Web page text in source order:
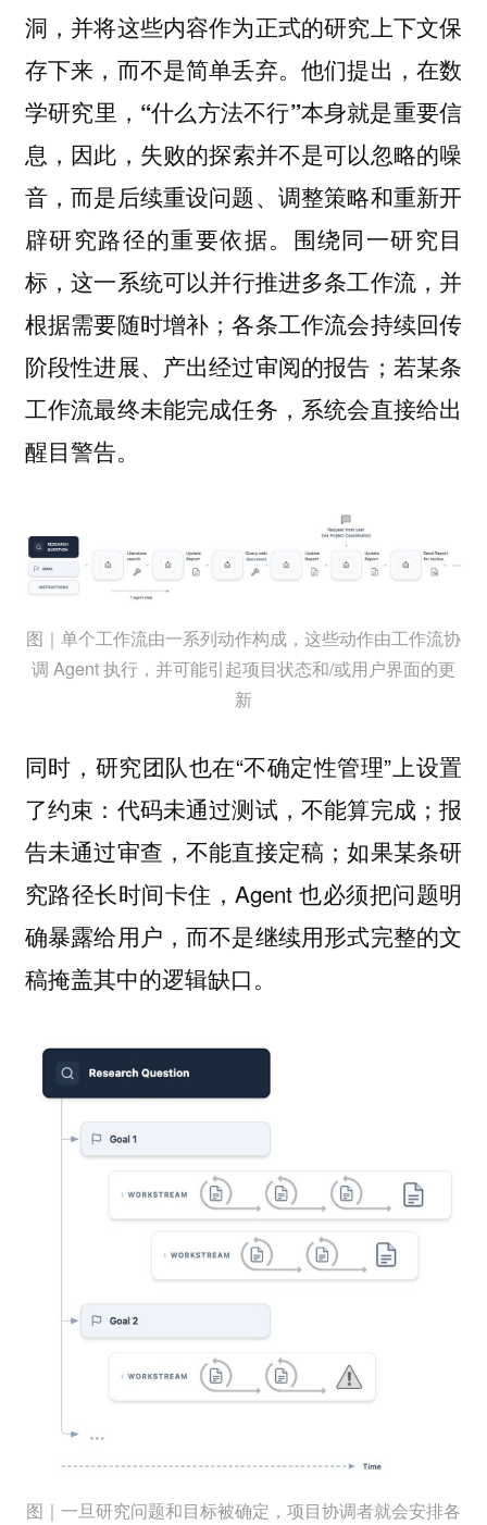
洞，并将这些内容作为正式的研究上下文保
存下来，而不是简单丢弃。他们提出，在数
学研究里， “什么方法不行”本身就是重要信
息 ，因此，失败的探索并不是可以忽略的噪
音，而是后续重设问题、调整策略和重新开
辟研究路径的重要依据。围绕同一研究目
标，这一系统可以并行推进多条工作流，并
根据需要随时增补；各条工作流会持续回传
阶段性进展、产出经过审阅的报告； 若某条
工作流最终未能完成任务，系统会直接给出
醒目警告。
图｜单个工作流由一系列动作构成，这些动作由工作流协
调 Agent 执行，并可能引起项目状态和/或用户界面的更
新
同时，研究团队也在“不确定性管理”上设置
了约束：代码未通过测试，不能算完成；报
告未通过审查，不能直接定稿；如果某条研
究路径长时间卡住，Agent 也必须把问题明
确暴露给用户，而不是继续用形式完整的文
稿掩盖其中的逻辑缺口。
图｜一旦研究问题和目标被确定，项目协调者就会安排各